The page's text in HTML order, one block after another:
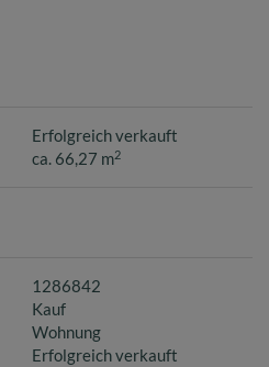
Erfolgreich verkauft
ca. 66,27 m2
1286842
Kauf
Wohnung
Erfolgreich verkauft